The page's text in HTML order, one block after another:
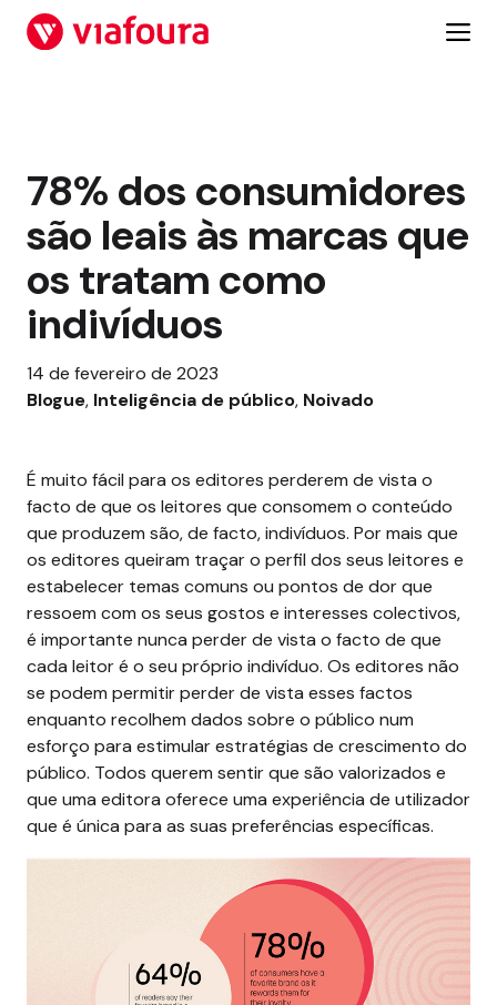
Pular
para
78% dos consumidores
são leais às marcas que
os tratam como
indivíduos
14 de fevereiro de 2023
Blogue, Inteligência de público, Noivado
É muito fácil para os editores perderem de vista o
facto de que os leitores que consomem o conteúdo
que produzem são, de facto, indivíduos. Por mais que
os editores queiram traçar o perfil dos seus leitores e
estabelecer temas comuns ou pontos de dor que
ressoem com os seus gostos e interesses colectivos,
é importante nunca perder de vista o facto de que
cada leitor é o seu próprio indivíduo. Os editores não
se podem permitir perder de vista esses factos
enquanto recolhem dados sobre o público num
esforço para estimular estratégias de crescimento do
público. Todos querem sentir que são valorizados e
que uma editora oferece uma experiência de utilizador
que é única para as suas preferências específicas.